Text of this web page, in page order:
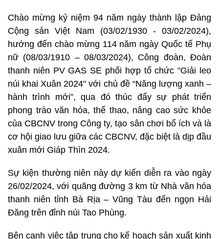
Chào mừng kỷ niệm 94 năm ngày thành lập Đảng
Cộng sản Việt Nam (03/02/1930 - 03/02/2024),
hướng đến chào mừng 114 năm ngày Quốc tế Phụ
nữ (08/03/1910 – 08/03/2024), Công đoàn, Đoàn
thanh niên PV GAS SE phối hợp tổ chức "Giải leo
núi khai Xuân 2024" với chủ đề “Năng lượng xanh –
hành trình mới”, qua đó thúc đẩy sự phát triển
phong trào văn hóa, thể thao, nâng cao sức khỏe
của CBCNV trong Công ty, tạo sân chơi bổ ích và là
cơ hội giao lưu giữa các CBCNV, đặc biệt là dịp đầu
xuân mới Giáp Thìn 2024.
Sự kiện thường niên này dự kiến diễn ra vào ngày
26/02/2024, với quãng đường 3 km từ Nhà văn hóa
thanh niên tỉnh Bà Rịa – Vũng Tàu đến ngọn Hải
Đăng trên đỉnh núi Tao Phùng.
Bên cạnh việc tập trung cho kế hoạch sản xuất kinh